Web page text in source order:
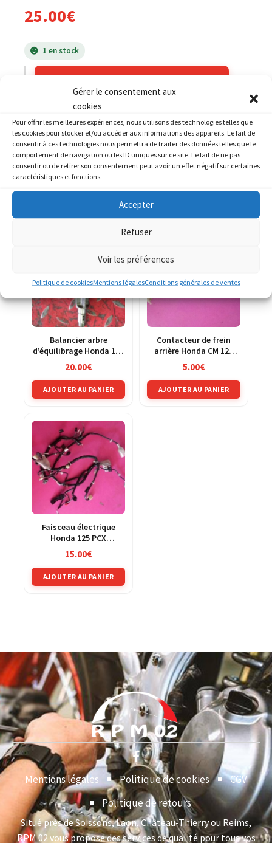
Gérer le consentement aux
cookies
Pour offrir les meilleures expériences, nous utilisons des technologies telles que
les cookies pour stocker et/ou accéder aux informations des appareils. Le fait de
consentir à ces technologies nous permettra de traiter des données telles que le
comportement de navigation ou les ID uniques sur ce site. Le fait de ne pas
consentir ou de retirer son consentement peut avoir un effet négatif sur certaines
caractéristiques et fonctions.
Accepter
Refuser
Voir les préférences
Politique de cookiesMentions légalesConditions générales de ventes
25.00€
1 en stock
Catégories :HONDA,HONDA 1100 GL goldwing
PRODUITS SIMILAIRES
Balancier arbre
d’équilibrage Honda 125
CRM jd13a
20.00€
AJOUTER AU PANIER
Contacteur de frein
arrière Honda CM 125
Custom JC05
5.00€
AJOUTER AU PANIER
Faisceau électrique
Honda 125 PCX
MLHJF28A
15.00€
AJOUTER AU PANIER
Mentions légales Politique de cookies
CGV
Politique de retours
Situé près de Soissons, Laon, Château-Thierry ou Reims,
RPM 02 vous propose des services de qualité pour tous vos